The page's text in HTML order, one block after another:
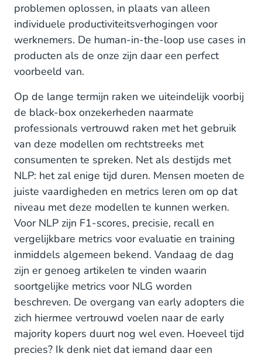
problemen oplossen, in plaats van alleen
individuele productiviteitsverhogingen voor
werknemers. De human-in-the-loop use cases in
producten als de onze zijn daar een perfect
voorbeeld van.
Op de lange termijn raken we uiteindelijk voorbij
de black-box onzekerheden naarmate
professionals vertrouwd raken met het gebruik
van deze modellen om rechtstreeks met
consumenten te spreken. Net als destijds met
NLP: het zal enige tijd duren. Mensen moeten de
juiste vaardigheden en metrics leren om op dat
niveau met deze modellen te kunnen werken.
Voor NLP zijn F1-scores, precisie, recall en
vergelijkbare metrics voor evaluatie en training
inmiddels algemeen bekend. Vandaag de dag
zijn er genoeg artikelen te vinden waarin
soortgelijke metrics voor NLG worden
beschreven. De overgang van early adopters die
zich hiermee vertrouwd voelen naar de early
majority kopers duurt nog wel even. Hoeveel tijd
precies? Ik denk niet dat iemand daar een